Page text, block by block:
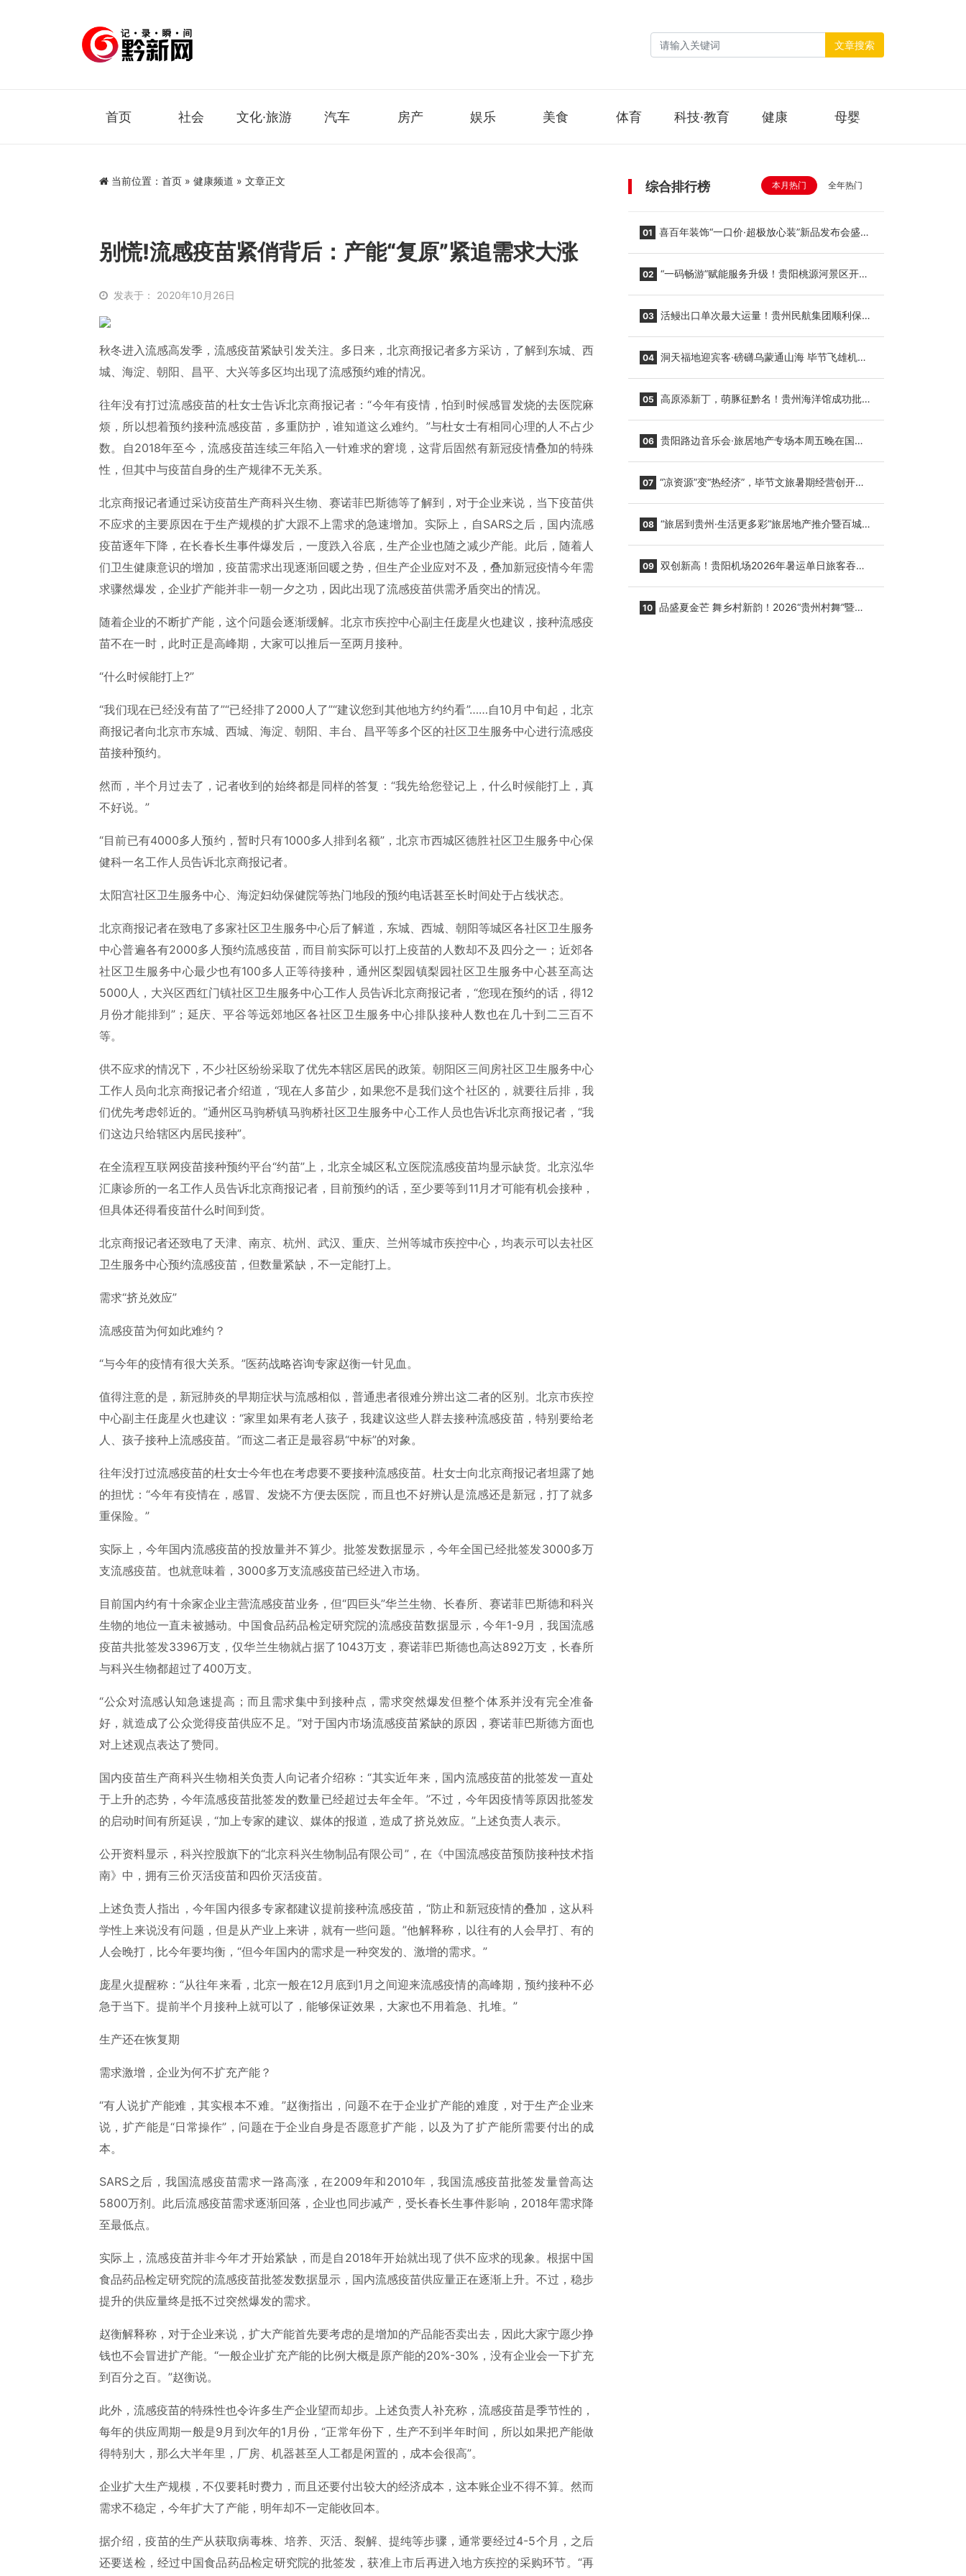
文章搜索
首页 社会 文化·旅游 汽车 房产 娱乐 美食 体育 科技·教育 健康 母婴
当前位置： 首页 » 健康频道 » 文章正文
别慌!流感疫苗紧俏背后：产能“复原”紧追需求大涨
发表于： 2020年10月26日
秋冬进入流感高发季，流感疫苗紧缺引发关注。多日来，北京商报记者多方采访，了解到东城、西
城、海淀、朝阳、昌平、大兴等多区均出现了流感预约难的情况。
往年没有打过流感疫苗的杜女士告诉北京商报记者：“今年有疫情，怕到时候感冒发烧的去医院麻
烦，所以想着预约接种流感疫苗，多重防护，谁知道这么难约。”与杜女士有相同心理的人不占少
数。自2018年至今，流感疫苗连续三年陷入一针难求的窘境，这背后固然有新冠疫情叠加的特殊
性，但其中与疫苗自身的生产规律不无关系。
北京商报记者通过采访疫苗生产商科兴生物、赛诺菲巴斯德等了解到，对于企业来说，当下疫苗供
不应求的主要原因在于生产规模的扩大跟不上需求的急速增加。实际上，自SARS之后，国内流感
疫苗逐年下降，在长春长生事件爆发后，一度跌入谷底，生产企业也随之减少产能。此后，随着人
们卫生健康意识的增加，疫苗需求出现逐渐回暖之势，但生产企业应对不及，叠加新冠疫情今年需
求骤然爆发，企业扩产能并非一朝一夕之功，因此出现了流感疫苗供需矛盾突出的情况。
随着企业的不断扩产能，这个问题会逐渐缓解。北京市疾控中心副主任庞星火也建议，接种流感疫
苗不在一时，此时正是高峰期，大家可以推后一至两月接种。
“什么时候能打上?”
“我们现在已经没有苗了”“已经排了2000人了”“建议您到其他地方约约看”……自10月中旬起，北京
商报记者向北京市东城、西城、海淀、朝阳、丰台、昌平等多个区的社区卫生服务中心进行流感疫
苗接种预约。
然而，半个月过去了，记者收到的始终都是同样的答复：“我先给您登记上，什么时候能打上，真
不好说。”
“目前已有4000多人预约，暂时只有1000多人排到名额”，北京市西城区德胜社区卫生服务中心保
健科一名工作人员告诉北京商报记者。
太阳宫社区卫生服务中心、海淀妇幼保健院等热门地段的预约电话甚至长时间处于占线状态。
北京商报记者在致电了多家社区卫生服务中心后了解道，东城、西城、朝阳等城区各社区卫生服务
中心普遍各有2000多人预约流感疫苗，而目前实际可以打上疫苗的人数却不及四分之一；近郊各
社区卫生服务中心最少也有100多人正等待接种，通州区梨园镇梨园社区卫生服务中心甚至高达
5000人，大兴区西红门镇社区卫生服务中心工作人员告诉北京商报记者，“您现在预约的话，得12
月份才能排到”；延庆、平谷等远郊地区各社区卫生服务中心排队接种人数也在几十到二三百不
等。
供不应求的情况下，不少社区纷纷采取了优先本辖区居民的政策。朝阳区三间房社区卫生服务中心
工作人员向北京商报记者介绍道，“现在人多苗少，如果您不是我们这个社区的，就要往后排，我
们优先考虑邻近的。”通州区马驹桥镇马驹桥社区卫生服务中心工作人员也告诉北京商报记者，“我
们这边只给辖区内居民接种”。
在全流程互联网疫苗接种预约平台“约苗”上，北京全城区私立医院流感疫苗均显示缺货。北京泓华
汇康诊所的一名工作人员告诉北京商报记者，目前预约的话，至少要等到11月才可能有机会接种，
但具体还得看疫苗什么时间到货。
北京商报记者还致电了天津、南京、杭州、武汉、重庆、兰州等城市疾控中心，均表示可以去社区
卫生服务中心预约流感疫苗，但数量紧缺，不一定能打上。
需求“挤兑效应”
流感疫苗为何如此难约？
“与今年的疫情有很大关系。”医药战略咨询专家赵衡一针见血。
值得注意的是，新冠肺炎的早期症状与流感相似，普通患者很难分辨出这二者的区别。北京市疾控
中心副主任庞星火也建议：“家里如果有老人孩子，我建议这些人群去接种流感疫苗，特别要给老
人、孩子接种上流感疫苗。”而这二者正是最容易“中标”的对象。
往年没打过流感疫苗的杜女士今年也在考虑要不要接种流感疫苗。杜女士向北京商报记者坦露了她
的担忧：“今年有疫情在，感冒、发烧不方便去医院，而且也不好辨认是流感还是新冠，打了就多
重保险。”
实际上，今年国内流感疫苗的投放量并不算少。批签发数据显示，今年全国已经批签发3000多万
支流感疫苗。也就意味着，3000多万支流感疫苗已经进入市场。
目前国内约有十余家企业主营流感疫苗业务，但“四巨头”华兰生物、长春所、赛诺菲巴斯德和科兴
生物的地位一直未被撼动。中国食品药品检定研究院的流感疫苗数据显示，今年1-9月，我国流感
疫苗共批签发3396万支，仅华兰生物就占据了1043万支，赛诺菲巴斯德也高达892万支，长春所
与科兴生物都超过了400万支。
“公众对流感认知急速提高；而且需求集中到接种点，需求突然爆发但整个体系并没有完全准备
好，就造成了公众觉得疫苗供应不足。”对于国内市场流感疫苗紧缺的原因，赛诺菲巴斯德方面也
对上述观点表达了赞同。
国内疫苗生产商科兴生物相关负责人向记者介绍称：“其实近年来，国内流感疫苗的批签发一直处
于上升的态势，今年流感疫苗批签发的数量已经超过去年全年。”不过，今年因疫情等原因批签发
的启动时间有所延误，“加上专家的建议、媒体的报道，造成了挤兑效应。”上述负责人表示。
公开资料显示，科兴控股旗下的“北京科兴生物制品有限公司”，在《中国流感疫苗预防接种技术指
南》中，拥有三价灭活疫苗和四价灭活疫苗。
上述负责人指出，今年国内很多专家都建议提前接种流感疫苗，“防止和新冠疫情的叠加，这从科
学性上来说没有问题，但是从产业上来讲，就有一些问题。”他解释称，以往有的人会早打、有的
人会晚打，比今年要均衡，“但今年国内的需求是一种突发的、激增的需求。”
庞星火提醒称：“从往年来看，北京一般在12月底到1月之间迎来流感疫情的高峰期，预约接种不必
急于当下。提前半个月接种上就可以了，能够保证效果，大家也不用着急、扎堆。”
生产还在恢复期
需求激增，企业为何不扩充产能？
“有人说扩产能难，其实根本不难。”赵衡指出，问题不在于企业扩产能的难度，对于生产企业来
说，扩产能是“日常操作”，问题在于企业自身是否愿意扩产能，以及为了扩产能所需要付出的成
本。
SARS之后，我国流感疫苗需求一路高涨，在2009年和2010年，我国流感疫苗批签发量曾高达
5800万剂。此后流感疫苗需求逐渐回落，企业也同步减产，受长春长生事件影响，2018年需求降
至最低点。
实际上，流感疫苗并非今年才开始紧缺，而是自2018年开始就出现了供不应求的现象。根据中国
食品药品检定研究院的流感疫苗批签发数据显示，国内流感疫苗供应量正在逐渐上升。不过，稳步
提升的供应量终是抵不过突然爆发的需求。
赵衡解释称，对于企业来说，扩大产能首先要考虑的是增加的产品能否卖出去，因此大家宁愿少挣
钱也不会冒进扩产能。“一般企业扩充产能的比例大概是原产能的20%-30%，没有企业会一下扩充
到百分之百。”赵衡说。
此外，流感疫苗的特殊性也令许多生产企业望而却步。上述负责人补充称，流感疫苗是季节性的，
每年的供应周期一般是9月到次年的1月份，“正常年份下，生产不到半年时间，所以如果把产能做
得特别大，那么大半年里，厂房、机器甚至人工都是闲置的，成本会很高”。
企业扩大生产规模，不仅要耗时费力，而且还要付出较大的经济成本，这本账企业不得不算。然而
需求不稳定，今年扩大了产能，明年却不一定能收回本。
据介绍，疫苗的生产从获取病毒株、培养、灭活、裂解、提纯等步骤，通常要经过4-5个月，之后
还要送检，经过中国食品药品检定研究院的批签发，获准上市后再进入地方疾控的采购环节。“再
综合排行榜 本月热门 全年热门
01 喜百年装饰“一口价·超极放心装”新品发布会盛大
02 “一码畅游”赋能服务升级！贵阳桃源河景区开
03 活鳗出口单次最大运量！贵州民航集团顺利保障
04 洞天福地迎宾客·磅礴乌蒙通山海 毕节飞雄机场
05 高原添新丁，萌豚征黔名！贵州海洋馆成功批量
06 贵阳路边音乐会·旅居地产专场本周五晚在国际
07 “凉资源”变“热经济”，毕节文旅暑期经营创开门
08 “旅居到贵州·生活更多彩”旅居地产推介暨百城千
09 双创新高！贵阳机场2026年暑运单日旅客吞吐
10 品盛夏金芒 舞乡村新韵！2026“贵州村舞”暨望